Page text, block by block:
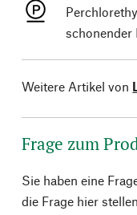
schonender
Weitere Artikel von
Frage zum
Sie haben eine
die Frage hier